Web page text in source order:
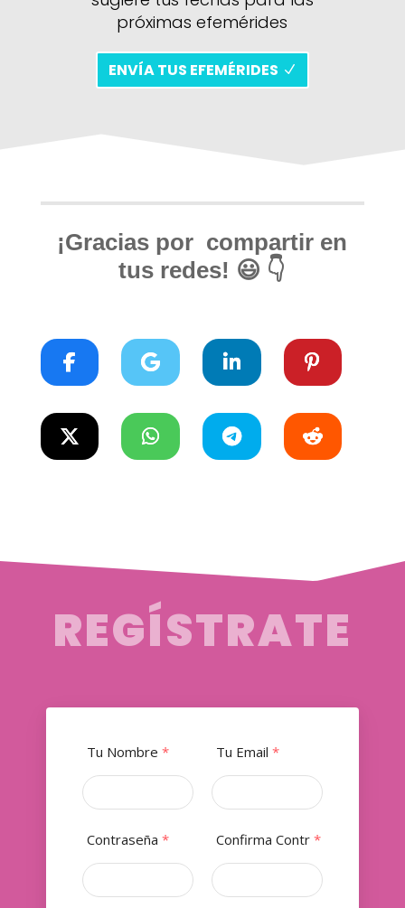
próximas efemérides
ENVÍA TUS EFEMÉRIDES
¡Gracias por compartir en
tus redes! 😃 👇
REGÍSTRATE
Tu Nombre * Tu Email *
Contraseña * Confirma Contr *